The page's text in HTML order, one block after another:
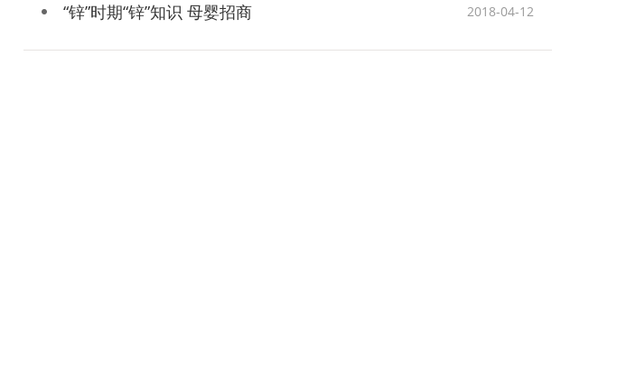
“锌”时期“锌”知识 母婴招商 2018-04-12